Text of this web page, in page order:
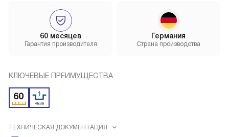
60 месяцев
Гарантия производителя
Германия
Страна производства
КЛЮЧЕВЫЕ ПРЕИМУЩЕСТВА
ТЕХНИЧЕСКАЯ ДОКУМЕНТАЦИЯ